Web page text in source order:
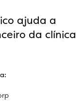
ajuda a
da clínica